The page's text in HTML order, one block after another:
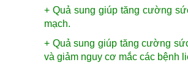
+ Quả sung giúp tăng cường
mạch.
+ Quả sung giúp tăng cường
và giảm nguy cơ mắc các bệnh